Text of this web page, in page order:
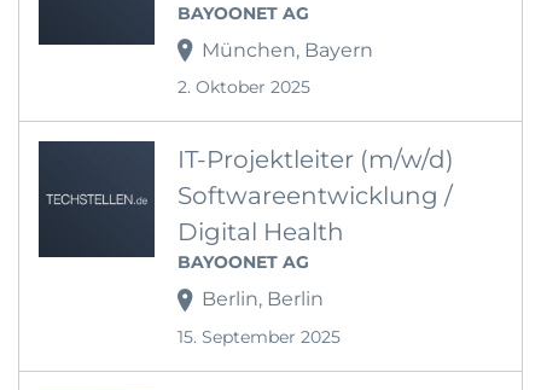
BAYOONET AG
München, Bayern
2. Oktober 2025
IT-Projektleiter (m/w/d)
Softwareentwicklung /
Digital Health
BAYOONET AG
Berlin, Berlin
15. September 2025